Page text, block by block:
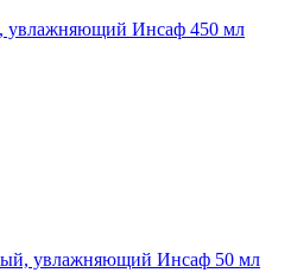
увлажняющий Инсаф 450 мл